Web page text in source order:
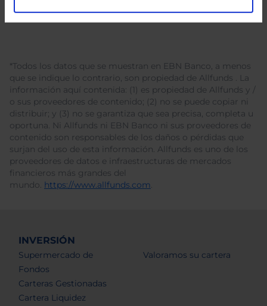
*Todos los datos que se muestran en EBN Banco, a menos
que se indique lo contrario, son propiedad de Allfunds . La
información aquí contenida: (1) es propiedad de Allfunds y /
o sus proveedores de contenido; (2) no se puede copiar ni
distribuir; y (3) no se garantiza que sea precisa, completa u
oportuna. Ni Allfunds ni EBN Banco ni sus proveedores de
contenido son responsables de los daños o pérdidas que
surjan del uso de esta información. Allfunds es uno de los
proveedores de datos e infraestructuras de mercados
financieros más grandes del
mundo. https://www.allfunds.com.
INVERSIÓN
Supermercado de
Fondos
Carteras Gestionadas
Cartera Liquidez
Valoramos su cartera